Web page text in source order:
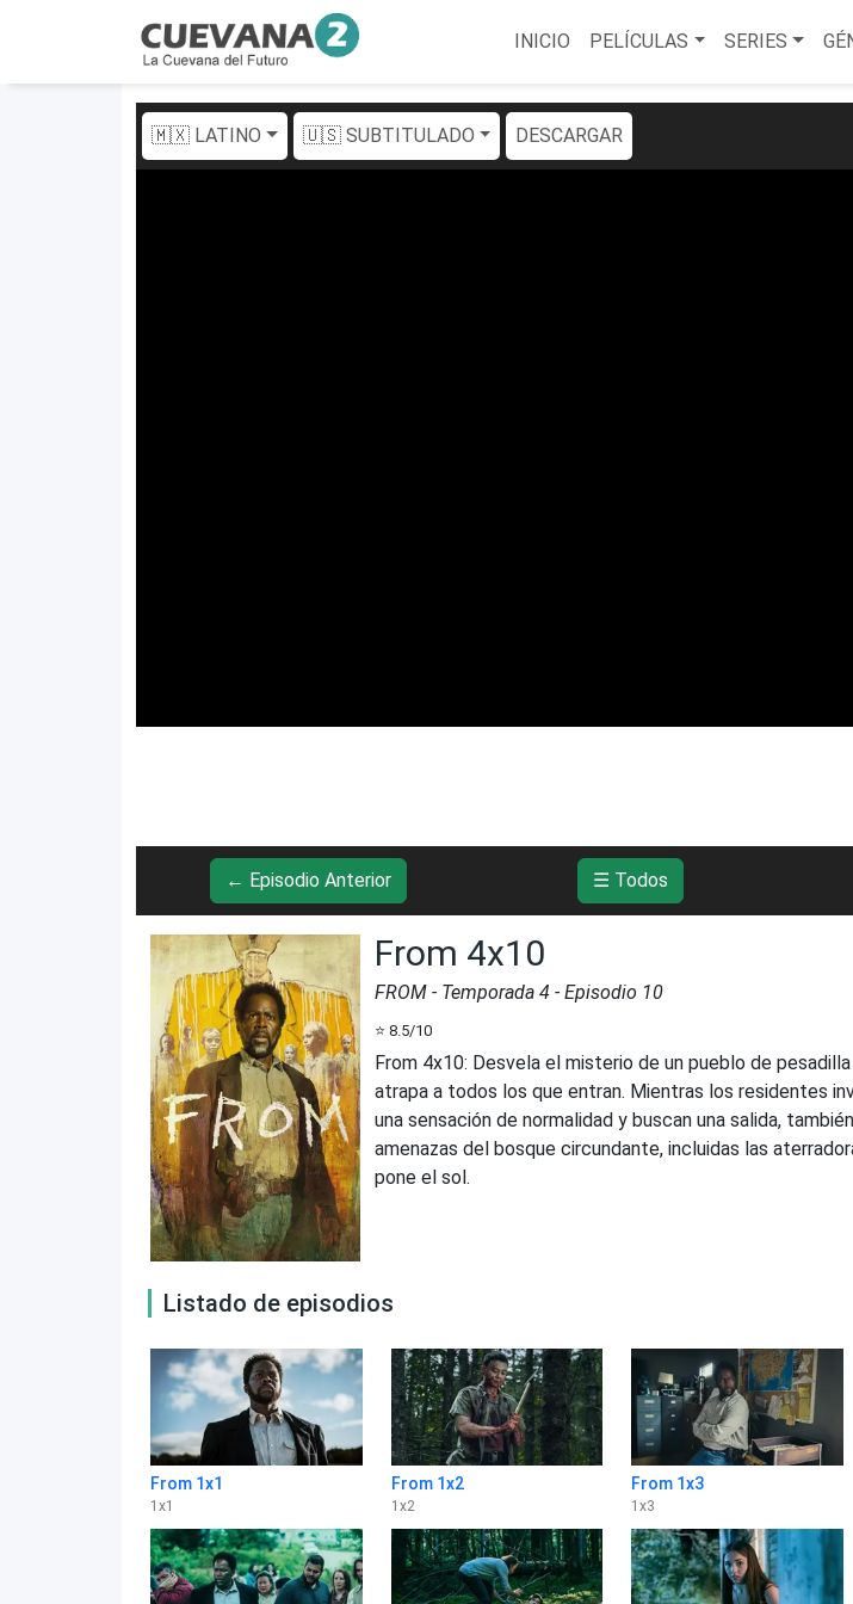
INICIO PELÍCULAS SERIES
🇲🇽 LATINO 🇺🇸 SUBTITULADO DESCARGAR
← Episodio Anterior ☰ Todos
From 4x10
FROM - Temporada 4 - Episodio 10
⭐ 8.5/10
From 4x10: Desvela el misterio de un pueblo de
atrapa a todos los que entran. Mientras los residentes
una sensación de normalidad y buscan una salida,
amenazas del bosque circundante, incluidas las
pone el sol.
Listado de episodios
From 1x1
1 x1
From 1x2
1 x2
From 1x3
1 x3